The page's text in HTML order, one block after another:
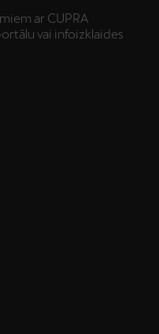
ar CUPRA
vai infoizklaides